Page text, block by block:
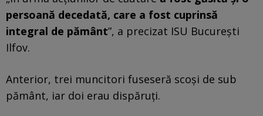
persoană decedată, care a fost cuprinsă
integral de pământ”, a precizat ISU București
Ilfov.
Anterior, trei muncitori fuseseră scoși de sub
pământ, iar doi erau dispăruţi.